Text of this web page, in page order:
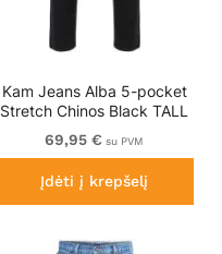
Kam Jeans Alba 5-pocket
Stretch Chinos Black TALL
SIZES
69,95 € su PVM
Įdėti į krepšelį